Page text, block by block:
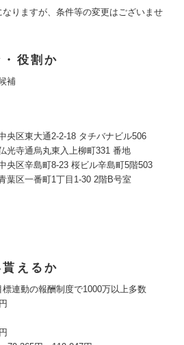
りますが、条件等の変更はございませ
役割か
補
央区東大通2-2-18 タチバナビル506
光寺通烏丸東入上柳町331 番地
央区辛島町8-23 桜ビル辛島町5階503
葉区一番町1丁目1-30 2階B号室
えるか
連動の報酬制度で1000万以上多数